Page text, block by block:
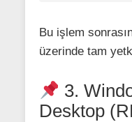
Bu işlem
üzerinde tam
3.
Desktop